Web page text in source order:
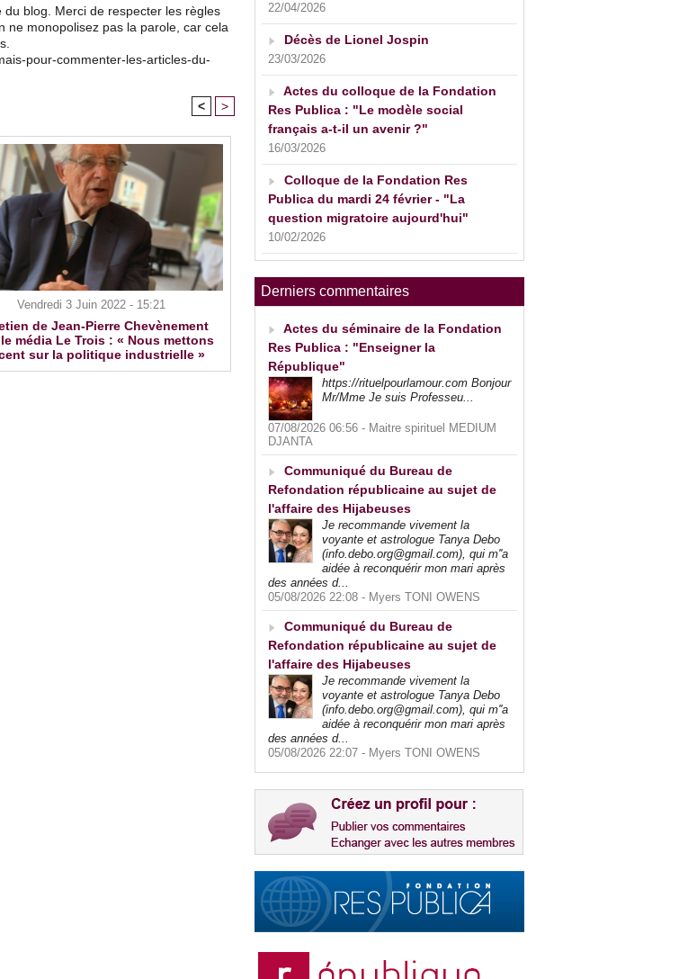
blog. Merci de respecter les règles
ne monopolisez pas la parole, car cela
pour-commenter-les-articles-du-
< >
Vendredi 3 Juin 2022 - 15:21
de Jean-Pierre Chevènement
média Le Trois : « Nous mettons
sur la politique industrielle »
22/04/2026
Décès de Lionel Jospin
23/03/2026
Actes du colloque de la Fondation
Res Publica : "Le modèle social
français a-t-il un avenir ?"
16/03/2026
Colloque de la Fondation Res
Publica du mardi 24 février - "La
question migratoire aujourd'hui"
10/02/2026
Derniers commentaires
Actes du séminaire de la Fondation
Res Publica : "Enseigner la
République"
https://rituelpourlamour.com Bonjour
Mr/Mme Je suis Professeu...
07/08/2026 06:56 - Maitre spirituel MEDIUM
DJANTA
Communiqué du Bureau de
Refondation républicaine au sujet de
l'affaire des Hijabeuses
Je recommande vivement la
voyante et astrologue Tanya Debo
(info.debo.org@gmail.com), qui m''a
aidée à reconquérir mon mari après
des années d...
05/08/2026 22:08 - Myers TONI OWENS
Communiqué du Bureau de
Refondation républicaine au sujet de
l'affaire des Hijabeuses
Je recommande vivement la
voyante et astrologue Tanya Debo
(info.debo.org@gmail.com), qui m''a
aidée à reconquérir mon mari après
des années d...
05/08/2026 22:07 - Myers TONI OWENS